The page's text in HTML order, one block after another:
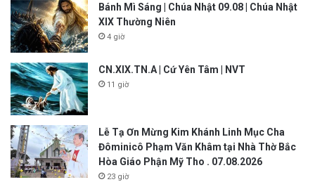
Bánh Mì Sáng | Chúa Nhật 09.08 | Chúa Nhật
XIX Thường Niên
4 giờ
CN.XIX.TN.A | Cứ Yên Tâm | NVT
11 giờ
Lễ Tạ Ơn Mừng Kim Khánh Linh Mục Cha
Đôminicô Phạm Văn Khâm tại Nhà Thờ Bắc
Hòa Giáo Phận Mỹ Tho . 07.08.2026
23 giờ